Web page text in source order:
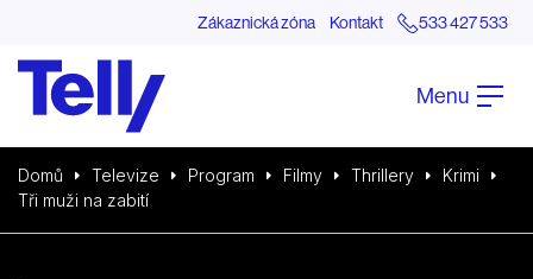
Zákaznická zóna Kontakt 533 427 533
Menu
Domů Televize Program Filmy Thrillery
Krimi
Tři muži na zabití